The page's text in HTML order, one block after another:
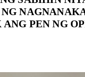
PEN NG